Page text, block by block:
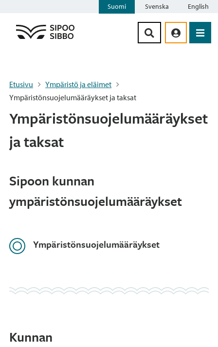
Suomi Svenska English
Etusivu
Ympäristö ja eläimet
Ympäristönsuojelumääräykset ja taksat
Ympäristönsuojelumääräykset
ja taksat
Sipoon kunnan
ympäristönsuojelumääräykset
Ympäristönsuojelumääräykset
Kunnan